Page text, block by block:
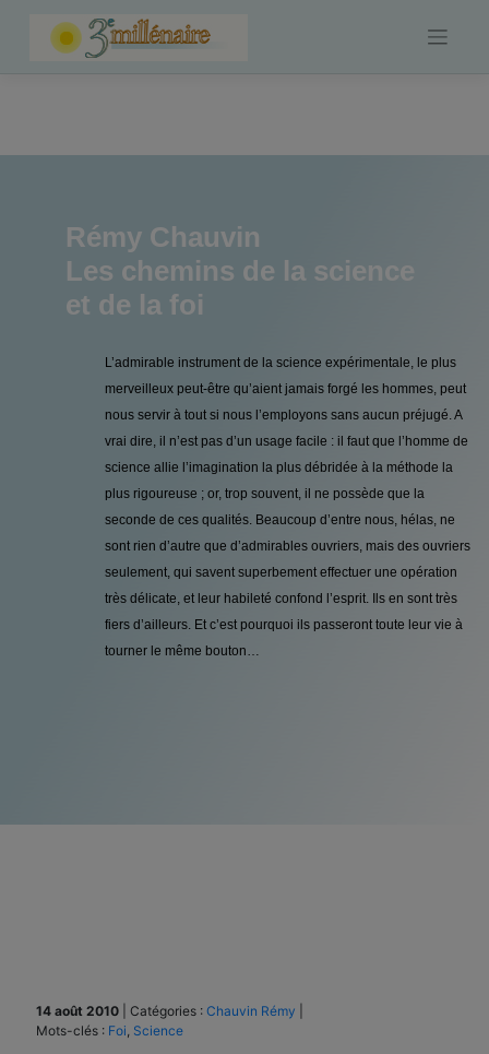
Rémy Chauvin
Les chemins de la science
et de la foi
L’admirable instrument de la science expérimentale, le plus
merveilleux peut-être qu’aient jamais forgé les hommes, peut
nous servir à tout si nous l’employons sans aucun préjugé. A
vrai dire, il n’est pas d’un usage facile : il faut que l’homme de
science allie l’imagination la plus débridée à la méthode la
plus rigoureuse ; or, trop souvent, il ne possède que la
seconde de ces qualités. Beaucoup d’entre nous, hélas, ne
sont rien d’autre que d’admirables ouvriers, mais des ouvriers
seulement, qui savent superbement effectuer une opération
très délicate, et leur habileté confond l’esprit. Ils en sont très
fiers d’ailleurs. Et c’est pourquoi ils passeront toute leur vie à
tourner le même bouton…
14 août 2010 Catégories : Chauvin Rémy
Mots-clés : Foi Science